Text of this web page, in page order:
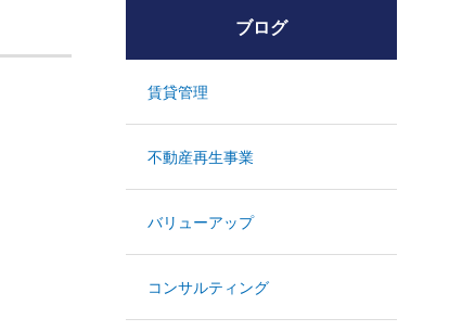
ブログ
賃貸管理
不動産再生事業
バリューアップ
コンサルティング